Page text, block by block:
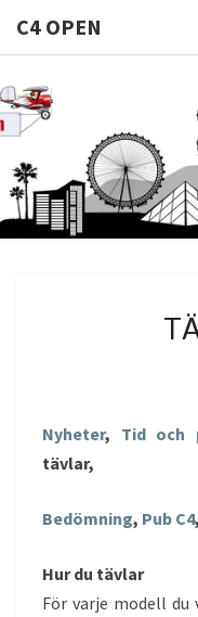
C4 OPEN
Nyheter, Tid och
tävlar,
Bedömning, Pub C4,
Hur du tävlar
För varje modell